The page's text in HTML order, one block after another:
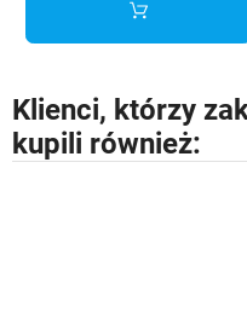
Klienci, którzy
kupili również: